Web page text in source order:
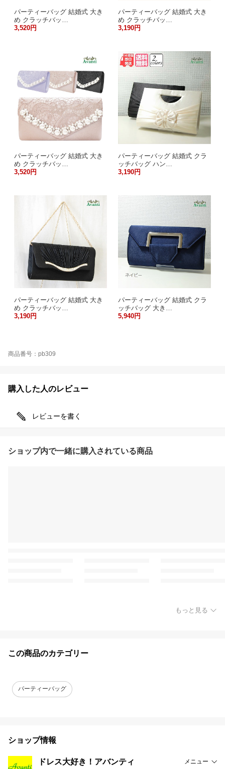
パーティーバッグ 結婚式 大き
め クラッチバッ…
3,520円
パーティーバッグ 結婚式 大き
め クラッチバッ…
3,190円
パーティーバッグ 結婚式 大き
め クラッチバッ…
3,520円
パーティーバッグ 結婚式 クラ
ッチバッグ ハン…
3,190円
パーティーバッグ 結婚式 大き
め クラッチバッ…
3,190円
パーティーバッグ 結婚式 クラ
ッチバッグ 大き…
5,940円
商品番号：pb309
購入した人のレビュー
レビューを書く
ショップ内で一緒に購入されている商品
もっと見る
この商品のカテゴリー
パーティーバッグ
ショップ情報
ドレス大好き！アバンティ メニュー